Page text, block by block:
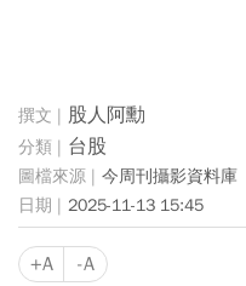
股人阿勳
台股
今周刊攝影資料庫
2025-11-13 15:45
+A -A